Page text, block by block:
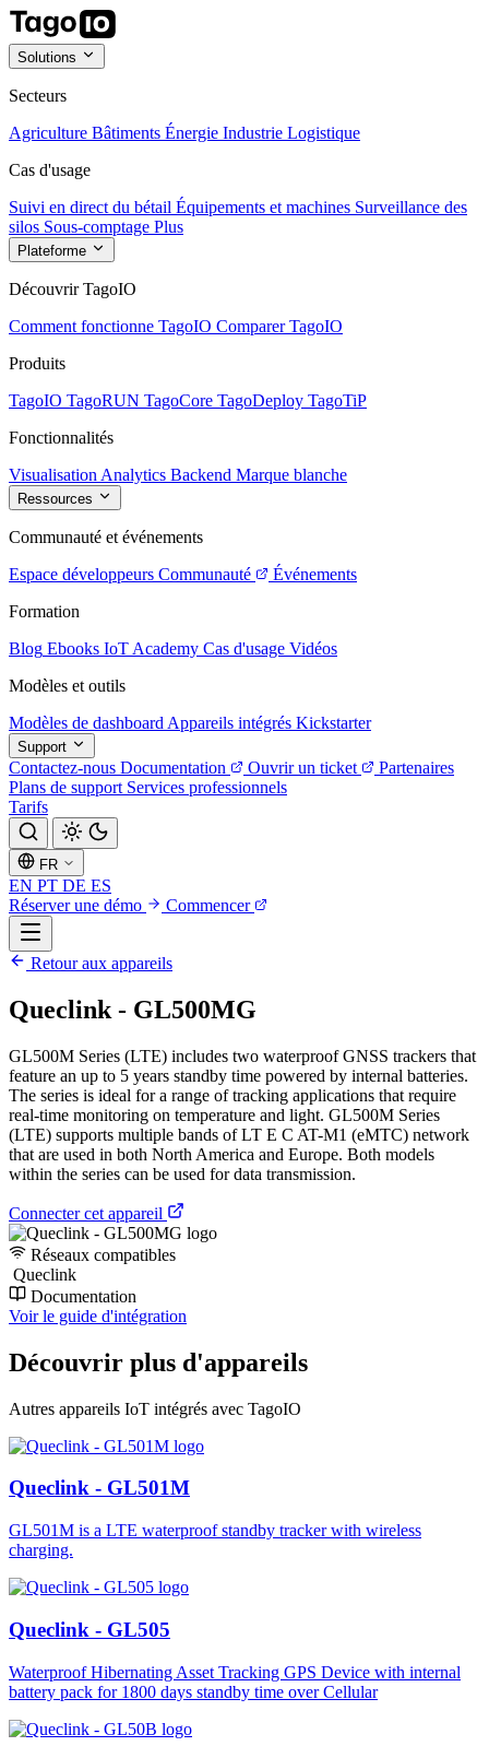
Solutions
Secteurs
Agriculture Bâtiments Énergie Industrie Logistique
Cas d'usage
Suivi en direct du bétail Équipements et machines Surveillance des
silos Sous-comptage Plus
Plateforme
Découvrir TagoIO
Comment fonctionne TagoIO Comparer TagoIO
Produits
TagoIO TagoRUN TagoCore TagoDeploy TagoTiP
Fonctionnalités
Visualisation Analytics Backend Marque blanche
Ressources
Communauté et événements
Espace développeurs Communauté
Événements
Formation
Blog Ebooks IoT Academy Cas d'usage Vidéos
Modèles et outils
Modèles de dashboard Appareils intégrés Kickstarter
Support
Contactez-nous Documentation Ouvrir un ticket
Partenaires
Plans de support Services professionnels
Tarifs
FR
EN PT DE ES
Réserver une démo
Commencer
Retour aux appareils
Queclink - GL500MG
GL500M Series (LTE) includes two waterproof GNSS trackers that
feature an up to 5 years standby time powered by internal batteries.
The series is ideal for a range of tracking applications that require
real-time monitoring on temperature and light. GL500M Series
(LTE) supports multiple bands of LT E C AT-M1 (eMTC) network
that are used in both North America and Europe. Both models
within the series can be used for data transmission.
Connecter cet appareil
Réseaux compatibles
Queclink
Documentation
Voir le guide d'intégration
Découvrir plus d'appareils
Autres appareils IoT intégrés avec TagoIO
Queclink - GL501M
GL501M is a LTE waterproof standby tracker with wireless
charging.
Queclink - GL505
Waterproof Hibernating Asset Tracking GPS Device with internal
battery pack for 1800 days standby time over Cellular